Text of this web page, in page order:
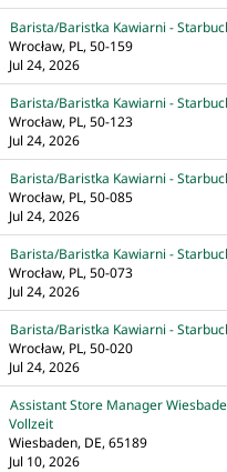
Barista/Baristka Kawiarni -
Wrocław, PL, 50-159
Jul 24, 2026
Barista/Baristka Kawiarni -
Wrocław, PL, 50-123
Jul 24, 2026
Barista/Baristka Kawiarni -
Wrocław, PL, 50-085
Jul 24, 2026
Barista/Baristka Kawiarni -
Wrocław, PL, 50-073
Jul 24, 2026
Barista/Baristka Kawiarni -
Wrocław, PL, 50-020
Jul 24, 2026
Assistant Store Manager
Vollzeit
Wiesbaden, DE, 65189
Jul 10, 2026